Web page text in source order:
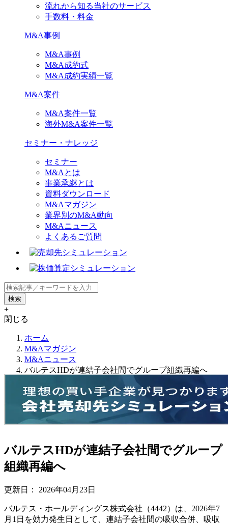
流れから知る当社のサービス
手数料・料金
M&A事例
M&A事例
M&A成約式
M&A成約実績一覧
M&A案件
M&A案件一覧
海外M&A案件一覧
セミナー・ナレッジ
セミナー
M&Aとは
事業承継とは
資料ダウンロード
M&Aマガジン
業界別のM&A動向
M&Aニュース
よくあるご質問
+
閉じる
ホーム
M&Aマガジン
M&Aニュース
バルテスHDが連結子会社間でグループ組織再編へ
バルテスHDが連結子会社間でグループ
組織再編へ
更新日： 2026年04月23日
バルテス・ホールディングス株式会社（4442）は、2026年7
月1日を効力発生日として、連結子会社間の吸収合併、吸収